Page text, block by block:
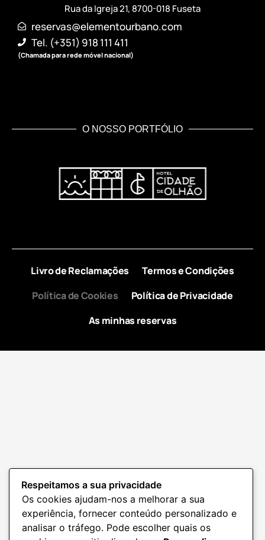
Rua da Igreja 21, 8700-018 Fuseta
reservas@elementourbano.com
Tel. (+351) 918 111 411
(Chamada para rede móvel nacional)
O NOSSO PORTFÓLIO
Livro de Reclamações
Termos e Condições
Política de Cookies
Política de Privacidade
As minhas reservas
Respeitamos a sua privacidade
Os cookies ajudam-nos a melhorar a sua
experiência, fornecer conteúdo personalizado e
analisar o tráfego. Pode escolher quais os